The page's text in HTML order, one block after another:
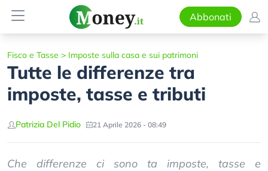
Abbonati
Fisco e Tasse > Imposte sulla casa e sui patrimoni
Tutte le differenze tra
imposte, tasse e tributi
Patrizia Del Pidio 21 Aprile 2026 - 08:49
Che differenze ci sono ta imposte, tasse e